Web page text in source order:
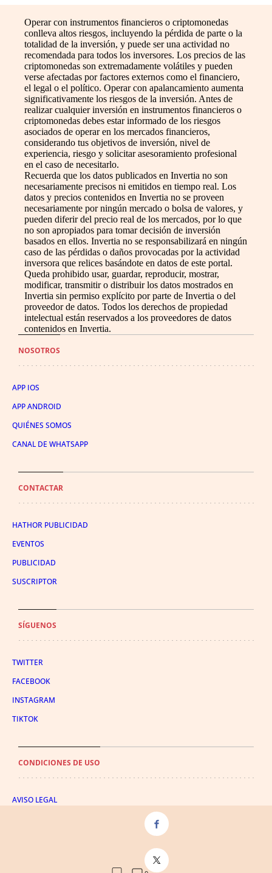
Operar con instrumentos financieros o criptomonedas
conlleva altos riesgos, incluyendo la pérdida de parte o la
totalidad de la inversión, y puede ser una actividad no
recomendada para todos los inversores. Los precios de las
criptomonedas son extremadamente volátiles y pueden
verse afectadas por factores externos como el financiero,
el legal o el político. Operar con apalancamiento aumenta
significativamente los riesgos de la inversión. Antes de
realizar cualquier inversión en instrumentos financieros o
criptomonedas debes estar informado de los riesgos
asociados de operar en los mercados financieros,
considerando tus objetivos de inversión, nivel de
experiencia, riesgo y solicitar asesoramiento profesional
en el caso de necesitarlo.
Recuerda que los datos publicados en Invertia no son
necesariamente precisos ni emitidos en tiempo real. Los
datos y precios contenidos en Invertia no se proveen
necesariamente por ningún mercado o bolsa de valores, y
pueden diferir del precio real de los mercados, por lo que
no son apropiados para tomar decisión de inversión
basados en ellos. Invertia no se responsabilizará en ningún
caso de las pérdidas o daños provocadas por la actividad
inversora que relices basándote en datos de este portal.
Queda prohibido usar, guardar, reproducir, mostrar,
modificar, transmitir o distribuir los datos mostrados en
Invertia sin permiso explícito por parte de Invertia o del
proveedor de datos. Todos los derechos de propiedad
intelectual están reservados a los proveedores de datos
contenidos en Invertia.
NOSOTROS
APP IOS
APP ANDROID
QUIÉNES SOMOS
CANAL DE WHATSAPP
CONTACTAR
HATHOR PUBLICIDAD
EVENTOS
PUBLICIDAD
SUSCRIPTOR
SÍGUENOS
TWITTER
FACEBOOK
INSTAGRAM
TIKTOK
CONDICIONES DE USO
AVISO LEGAL